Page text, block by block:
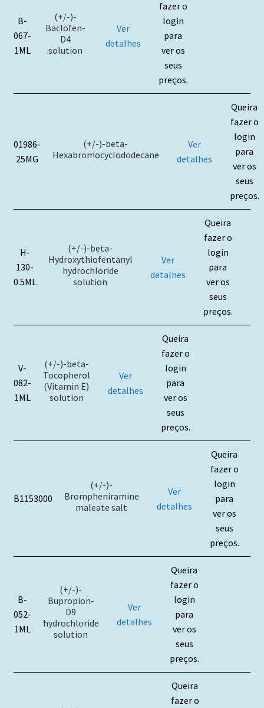
B-
067-
1ML
(+/-)-
Baclofen-
D4
solution
Ver
detalhes
fazer o
login
para
ver os
seus
preços.
01986-
25MG
(+/-)-beta-
Hexabromocyclododecane
Ver
detalhes
Queira
fazer o
login
para
ver os
seus
preços.
H-
130-
0.5ML
(+/-)-beta-
Hydroxythiofentanyl
hydrochloride
solution
Ver
detalhes
Queira
fazer o
login
para
ver os
seus
preços.
V-
082-
1ML
(+/-)-beta-
Tocopherol
(Vitamin E)
solution
Ver
detalhes
Queira
fazer o
login
para
ver os
seus
preços.
B1153000
(+/-)-
Brompheniramine
maleate salt
Ver
detalhes
Queira
fazer o
login
para
ver os
seus
preços.
B-
052-
1ML
(+/-)-
Bupropion-
D9
hydrochloride
solution
Ver
detalhes
Queira
fazer o
login
para
ver os
seus
preços.
Queira
fazer o